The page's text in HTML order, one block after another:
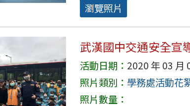
瀏覽照片
武漢國中交通安全宣
活動日期： 2020 年 03 月
照片類別： 學務處活動花
照片數量：